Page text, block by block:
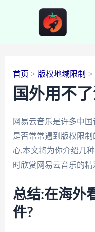
首页 版权地域限制
国外用不
网易云音乐是许多中
是否常常遇到版权限
心,本文将为你介绍几
时欣赏网易云音乐的精
总结:在海外
件?